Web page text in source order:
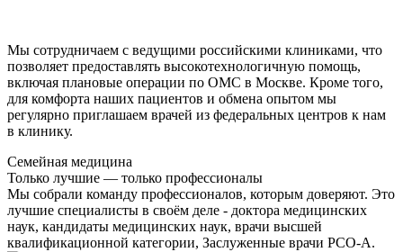
Мы сотрудничаем с ведущими российскими клиниками, что
позволяет предоставлять высокотехнологичную помощь,
включая плановые операции по ОМС в Москве. Кроме того,
для комфорта наших пациентов и обмена опытом мы
регулярно приглашаем врачей из федеральных центров к нам
в клинику.
Семейная медицина
Только лучшие — только профессионалы
Мы собрали команду профессионалов, которым доверяют. Это
лучшие специалисты в своём деле - доктора медицинских
наук, кандидаты медицинских наук, врачи высшей
квалификационной категории, Заслуженные врачи РСО-А.